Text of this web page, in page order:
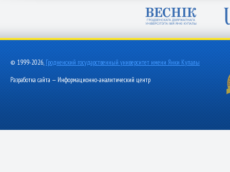
© 1999-2026, Гродненский государственный университет имени Янки Купалы
Разработка сайта — Информационно-аналитический центр